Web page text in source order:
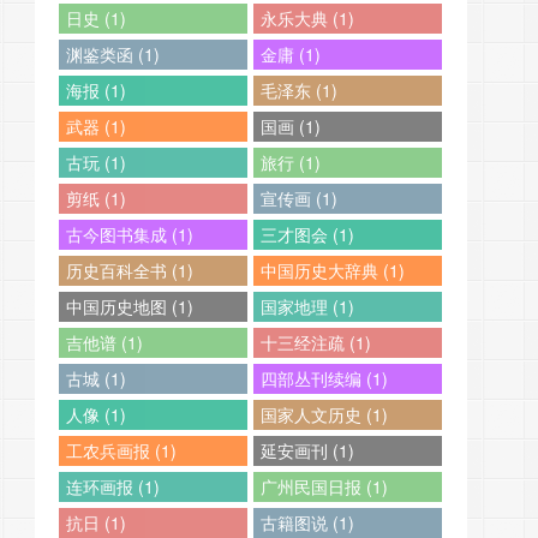
日史 (1)
永乐大典 (1)
渊鉴类函 (1)
金庸 (1)
海报 (1)
毛泽东 (1)
武器 (1)
国画 (1)
古玩 (1)
旅行 (1)
剪纸 (1)
宣传画 (1)
古今图书集成 (1)
三才图会 (1)
历史百科全书 (1)
中国历史大辞典 (1)
中国历史地图 (1)
国家地理 (1)
吉他谱 (1)
十三经注疏 (1)
古城 (1)
四部丛刊续编 (1)
人像 (1)
国家人文历史 (1)
工农兵画报 (1)
延安画刊 (1)
连环画报 (1)
广州民国日报 (1)
抗日 (1)
古籍图说 (1)